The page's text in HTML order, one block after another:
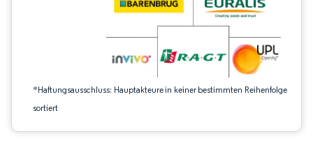
*Haftungsausschluss: Hauptakteure in keiner bestimmten Reihenfolge
sortiert